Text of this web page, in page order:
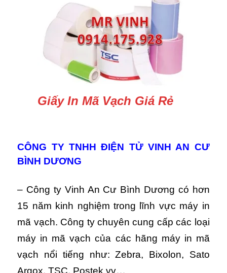
Giấy In Mã Vạch Giá Rẻ
CÔNG TY TNHH ĐIỆN TỬ VINH AN CƯ
BÌNH DƯƠNG
– Công ty Vinh An Cư Bình Dương có hơn
15 năm kinh nghiệm trong lĩnh vực máy in
mã vạch. Công ty chuyên cung cấp các loại
máy in mã vạch của các hãng máy in mã
vạch nổi tiếng như: Zebra, Bixolon, Sato
Argox, TSC, Postek vv…